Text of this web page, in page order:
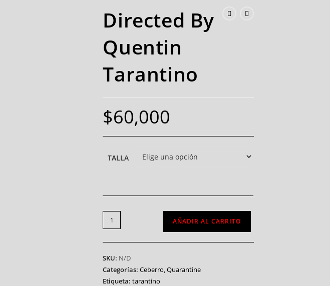
Directed By
Quentin
Tarantino
$60,000
TALLA
AÑADIR AL CARRITO
SKU: N/D
Categorías:Ceberro,Quarantine
Etiqueta:tarantino